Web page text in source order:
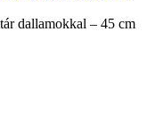
dallamokkal – 45 cm